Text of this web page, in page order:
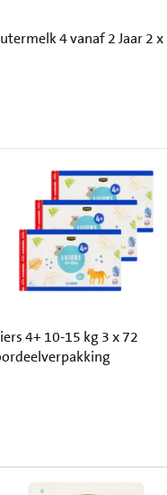
4 vanaf 2 Jaar 2 x
4+ 10-15 kg 3 x 72